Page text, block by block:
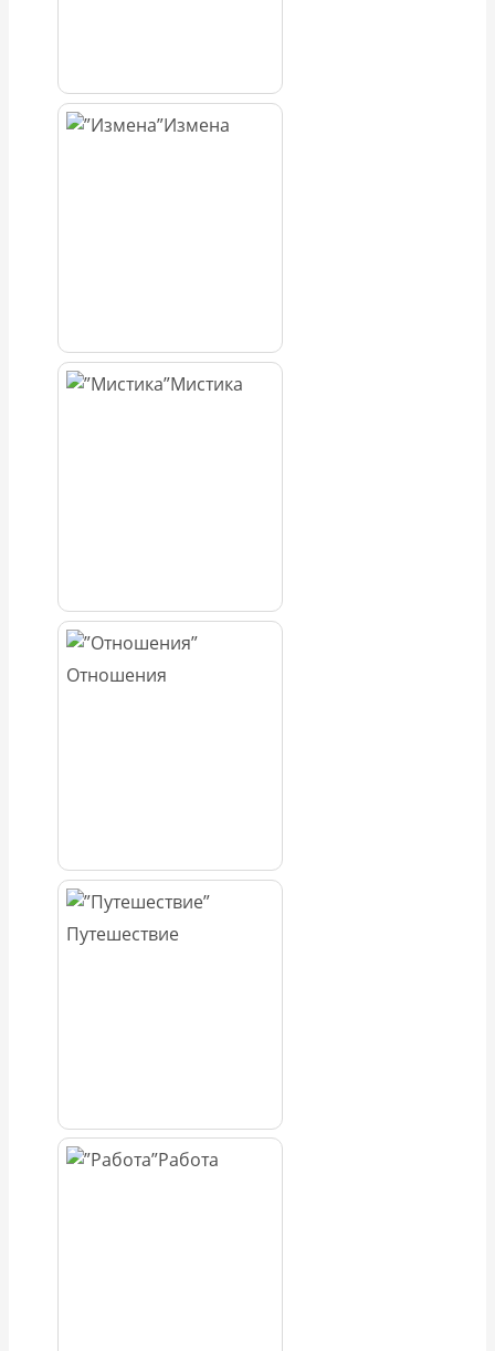
Измена
Мистика
Отношения
Путешествие
Работа